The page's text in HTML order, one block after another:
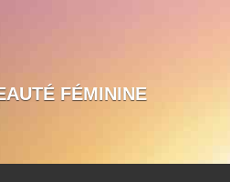
FÉMININE